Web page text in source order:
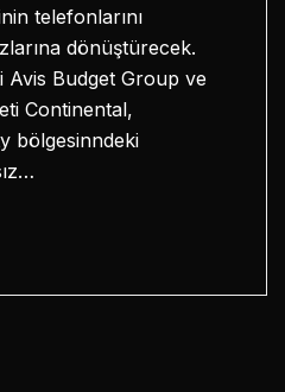
telefonlarını
dönüştürecek.
Avis Budget Group ve
Continental,
bölgesinndeki